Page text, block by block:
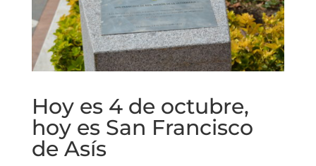
Hoy es 4 de octubre,
hoy es San Francisco
de Asís